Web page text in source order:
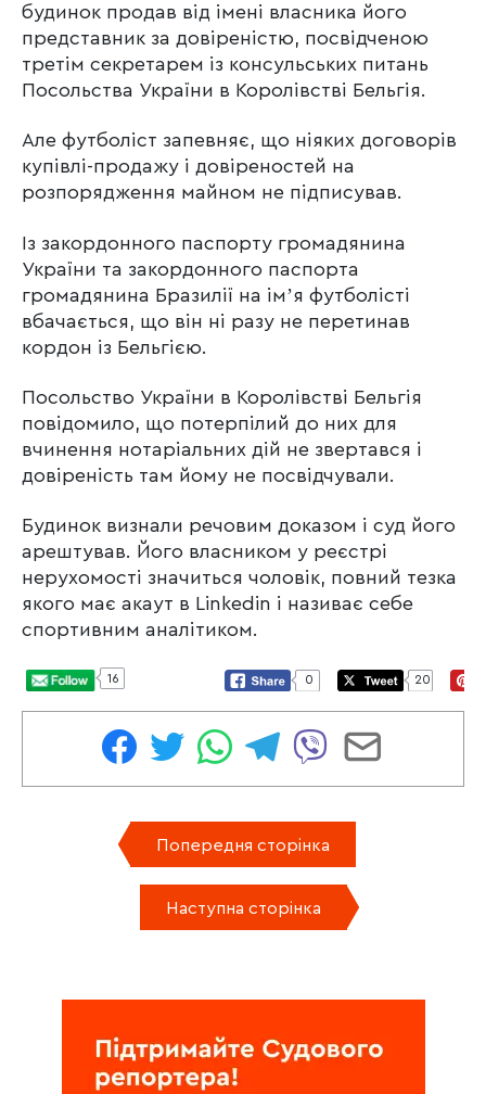
будинок продав від імені власника його
представник за довіреністю, посвідченою
третім секретарем із консульських питань
Посольства України в Королівстві Бельгія.
Але футболіст запевняє, що ніяких договорів
купівлі-продажу і довіреностей на
розпорядження майном не підписував.
Із закордонного паспорту громадянина
України та закордонного паспорта
громадянина Бразилії на імʼя футболісті
вбачається, що він ні разу не перетинав
кордон із Бельгією.
Посольство України в Королівстві Бельгія
повідомило, що потерпілий до них для
вчинення нотаріальних дій не звертався і
довіреність там йому не посвідчували.
Будинок визнали речовим доказом і суд його
арештував. Його власником у реєстрі
нерухомості значиться чоловік, повний тезка
якого має акаут в Linkedin і називає себе
спортивним аналітиком.
16 0 20
Попередня сторінка
Наступна сторінка